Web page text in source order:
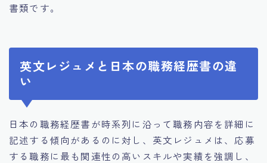
書類です。
英文レジュメと日本の職務経歴書の違
い
日本の職務経歴書が時系列に沿って職務内容を詳細に
記述する傾向があるのに対し、英文レジュメは、応募
する職務に最も関連性の高いスキルや実績を強調し、